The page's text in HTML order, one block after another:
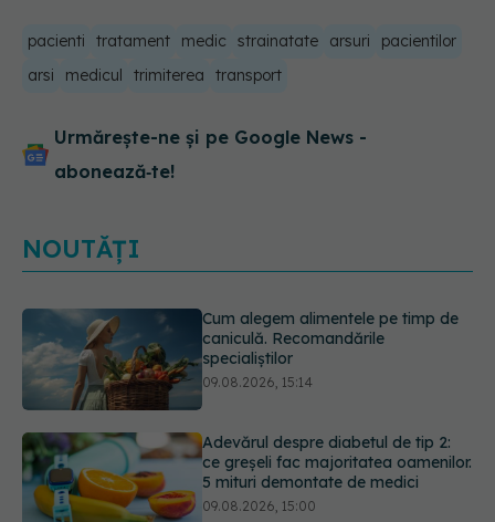
pacienti tratament medic strainatate arsuri
pacientilor
arsi
medicul trimiterea transport
Urmărește-ne și pe Google News -
abonează‑te!
NOUTĂȚI
Adevărul despre diabetul de tip 2:
ce greșeli fac majoritatea oamenilor.
5 mituri demontate de medici
09.08.2026, 15:00
Cancerul s-a extins la oase și nu
numai. Starea lui Joe Biden s-a
înrăutățit. Fiul său dezvăluie cât de
gravă este boala